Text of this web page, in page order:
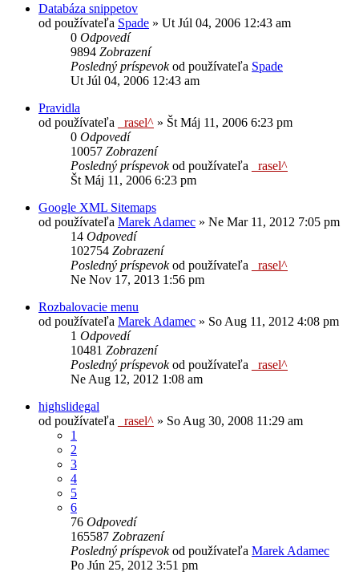
Databáza snippetov
od používateľa Spade » Ut Júl 04, 2006 12:43 am
0 Odpovedí
9894 Zobrazení
Posledný príspevokod používateľa Spade
Ut Júl 04, 2006 12:43 am
Pravidla
od používateľa
_rasel^ » Št Máj 11, 2006 6:23 pm
0 Odpovedí
10057 Zobrazení
Posledný príspevokod používateľa
_rasel^
Št Máj 11, 2006 6:23 pm
Google XML Sitemaps
od používateľa Marek Adamec » Ne Mar 11, 2012 7:05 pm
14 Odpovedí
102754 Zobrazení
Posledný príspevokod používateľa
_rasel^
Ne Nov 17, 2013 1:56 pm
Rozbalovacie menu
od používateľa Marek Adamec » So Aug 11, 2012 4:08 pm
1 Odpovedí
10481 Zobrazení
Posledný príspevokod používateľa
_rasel^
Ne Aug 12, 2012 1:08 am
highslidegal
od používateľa
_rasel^ » So Aug 30, 2008 11:29 am
1
2
3
4
5
6
76 Odpovedí
165587 Zobrazení
Posledný príspevokod používateľa Marek Adamec
Po Jún 25, 2012 3:51 pm